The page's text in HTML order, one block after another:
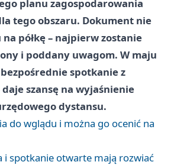
planu zagospodarowania
tego obszaru. Dokument nie
półkę – najpierw zostanie
i poddany uwagom. W maju
spotkanie z
szansę na wyjaśnienie
dystansu.
do wglądu i można go ocenić na
i spotkanie otwarte mają rozwiać